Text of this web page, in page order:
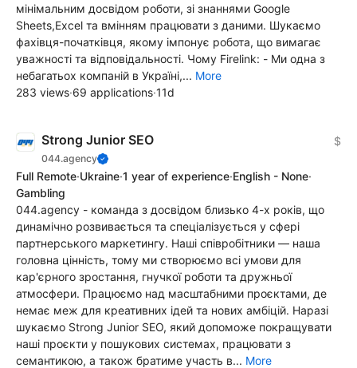
мінімальним досвідом роботи, зі знаннями Google
Sheets,Excel та вмінням працювати з даними. Шукаємо
фахівця-початківця, якому імпонує робота, що вимагає
уважності та відповідальності. Чому Firelink: - Ми одна з
небагатьох компаній в Україні,... More
283 views·69 applications·11d
Strong Junior SEO
044.agency
$
Full Remote·Ukraine·1 year of experience·English - None·
Gambling
044.agency - команда з досвідом близько 4-х років, що
динамічно розвивається та спеціалізується у сфері
партнерського маркетингу. Наші співробітники — наша
головна цінність, тому ми створюємо всі умови для
кар'єрного зростання, гнучкої роботи та дружньої
атмосфери. Працюємо над масштабними проєктами, де
немає меж для креативних ідей та нових амбіцій. Наразі
шукаємо Strong Junior SEO, який допоможе покращувати
наші проєкти у пошукових системах, працювати з
семантикою, а також братиме участь в... More